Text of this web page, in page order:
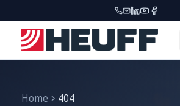
Home 404